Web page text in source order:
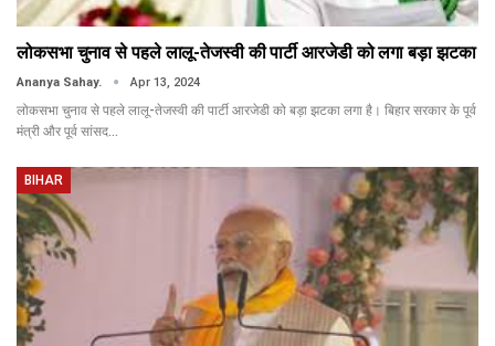
लोकसभा चुनाव से पहले लालू-तेजस्वी की पार्टी आरजेडी को लगा बड़ा झटका
Ananya Sahay. Apr 13, 2024
लोकसभा चुनाव से पहले लालू-तेजस्वी की पार्टी आरजेडी को बड़ा झटका लगा है। बिहार सरकार के पूर्व
मंत्री और पूर्व सांसद…
BIHAR